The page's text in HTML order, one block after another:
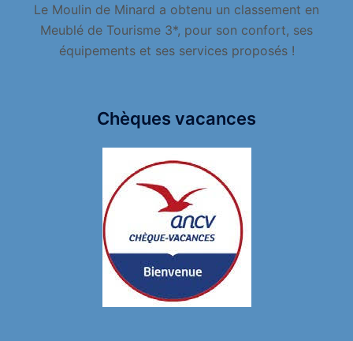
Le Moulin de Minard a obtenu un classement en
Meublé de Tourisme 3*, pour son confort, ses
équipements et ses services proposés !
Chèques vacances